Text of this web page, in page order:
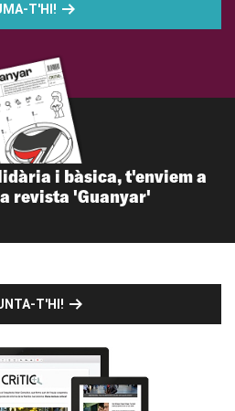
T'HI!
i bàsica, t'enviem a
revista 'Guanyar'
T'HI!